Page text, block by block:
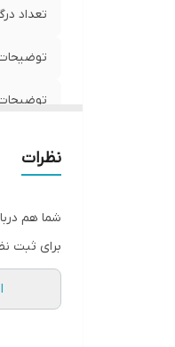
تعداد
نظرات
شما هم
برای ثبت